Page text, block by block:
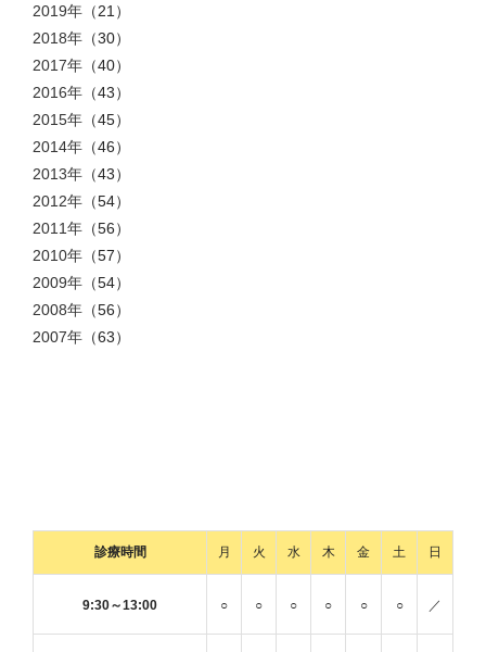
2019年 （21）
2018年 （30）
2017年 （40）
2016年 （43）
2015年 （45）
2014年 （46）
2013年 （43）
2012年 （54）
2011年 （56）
2010年 （57）
2009年 （54）
2008年 （56）
2007年 （63）
診療時間 月 火 水 木 金 土 日
9:30～13:00 ○ ○ ○ ○ ○ ○ ／